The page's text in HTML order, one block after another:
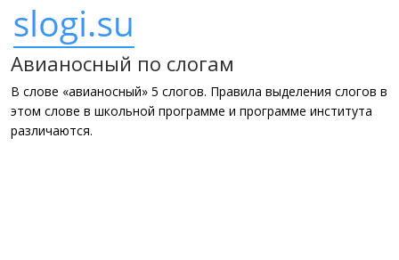
Авианосный по слогам
В слове «авианосный» 5 слогов. Правила выделения слогов в
этом слове в школьной программе и программе института
различаются.